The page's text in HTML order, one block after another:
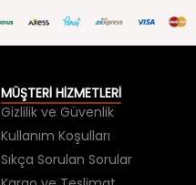
Gizlilik ve Güvenlik
Kullanım Koşulları
Sıkça Sorulan Sorular
Kargo ve Teslimat
İade ve Değişim